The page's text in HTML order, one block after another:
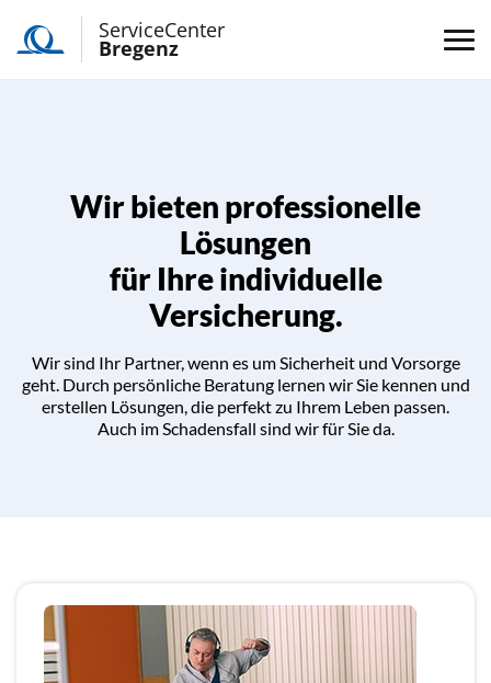
ServiceCenter
Bregenz
Wir bieten professionelle
Lösungen
für Ihre individuelle
Versicherung.
Wir sind Ihr Partner, wenn es um Sicherheit und Vorsorge
geht. Durch persönliche Beratung lernen wir Sie kennen und
erstellen Lösungen, die perfekt zu Ihrem Leben passen.
Auch im Schadensfall sind wir für Sie da.